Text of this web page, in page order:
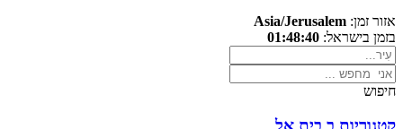
אזור זמן: Asia/Jerusalem
בזמן בישראל: 01:48:40
חיפוש